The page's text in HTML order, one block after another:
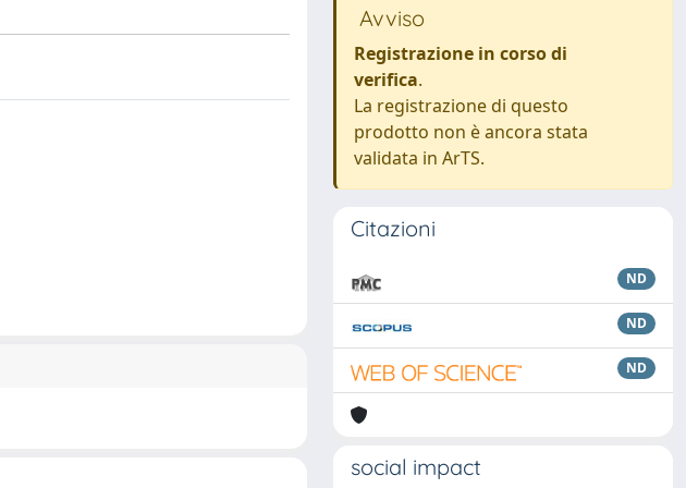
Avviso
Registrazione in corso di
verifica.
La registrazione di questo
prodotto non è ancora stata
validata in ArTS.
Citazioni
ND
ND
ND
social impact